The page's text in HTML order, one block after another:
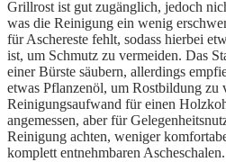
Grillrost ist gut zugänglich, jedoch
was die Reinigung ein wenig
für Aschereste fehlt, sodass hierbei
ist, um Schmutz zu vermeiden. Das
einer Bürste säubern, allerdings
etwas Pflanzenöl, um Rostbildung zu
Reinigungsaufwand für einen
angemessen, aber für
Reinigung achten, weniger
komplett entnehmbaren Ascheschalen.